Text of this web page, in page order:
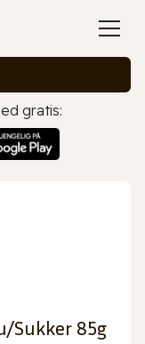
gratis:
Sukker 85g